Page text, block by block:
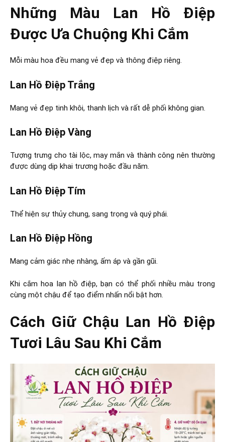
Những Màu Lan Hồ Điệp
Được Ưa Chuộng Khi Cắm
Mỗi màu hoa đều mang vẻ đẹp và thông điệp riêng.
Lan Hồ Điệp Trắng
Mang vẻ đẹp tinh khôi, thanh lịch và rất dễ phối không gian.
Lan Hồ Điệp Vàng
Tượng trưng cho tài lộc, may mắn và thành công nên thường
được dùng dịp khai trương hoặc đầu năm.
Lan Hồ Điệp Tím
Thể hiện sự thủy chung, sang trọng và quý phái.
Lan Hồ Điệp Hồng
Mang cảm giác nhẹ nhàng, ấm áp và gần gũi.
Khi cắm hoa lan hồ điệp, bạn có thể phối nhiều màu trong
cùng một chậu để tạo điểm nhấn nổi bật hơn.
Cách Giữ Chậu Lan Hồ Điệp
Tươi Lâu Sau Khi Cắm